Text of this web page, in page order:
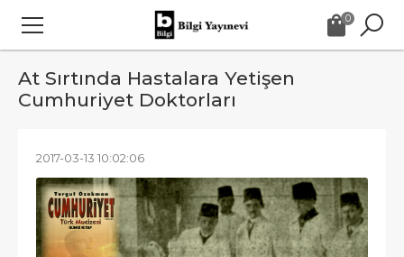
0
At Sırtında Hastalara Yetişen
Cumhuriyet Doktorları
2017-03-13 10:02:06